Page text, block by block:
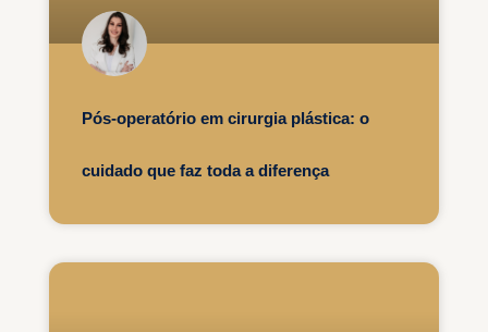
Pós-operatório em cirurgia plástica: o
cuidado que faz toda a diferença